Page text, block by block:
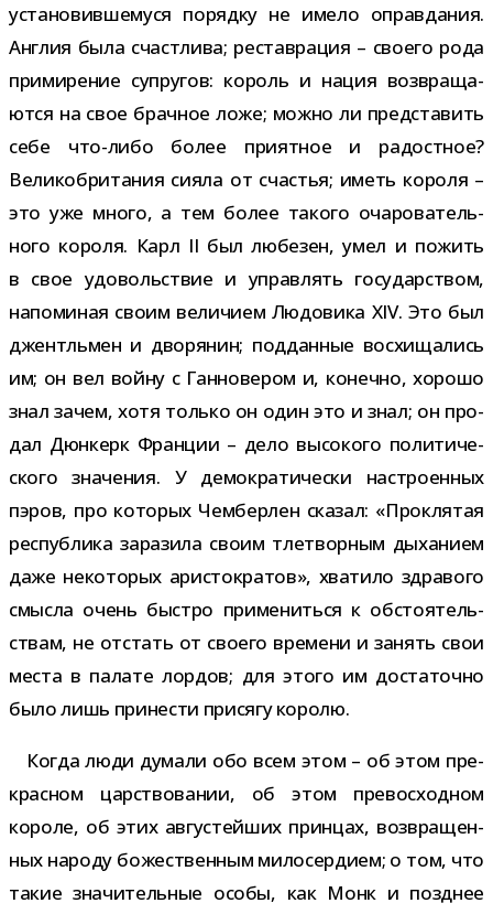
уста­но­вив­ше­муся порядку не имело оправ­да­ния.
Англия была счаст­лива; рестав­ра­ция – сво­его рода
при­ми­ре­ние супру­гов: король и нация воз­вра­ща­
ются на свое брач­ное ложе; можно ли пред­ста­вить
себе что-​либо более при­ят­ное и радост­ное?
Великобритания сияла от сча­стья; иметь короля –
это уже много, а тем более такого оча­ро­ва­тель­
ного короля. Карл II был любе­зен, умел и пожить
в свое удо­воль­ствие и управ­лять госу­дар­ством,
напо­ми­ная своим вели­чием Людовика XIV. Это был
джентль­мен и дво­ря­нин; под­дан­ные вос­хи­ща­лись
им; он вел войну с Ганновером и, конечно, хорошо
знал зачем, хотя только он один это и знал; он про­
дал Дюнкерк Франции – дело высо­кого поли­ти­че­
ского зна­че­ния. У демо­кра­ти­че­ски настро­ен­ных
пэров, про кото­рых Чемберлен ска­зал: «Проклятая
рес­пуб­лика зара­зила своим тле­твор­ным дыха­нием
даже неко­то­рых ари­сто­кра­тов», хва­тило здра­вого
смысла очень быстро при­ме­ниться к обсто­я­тель­
ствам, не отстать от сво­его вре­мени и занять свои
места в палате лор­дов; для этого им доста­точно
было лишь при­не­сти при­сягу королю.
Когда люди думали обо всем этом – об этом пре­
крас­ном цар­ство­ва­нии, об этом пре­вос­ход­ном
короле, об этих авгу­стей­ших прин­цах, воз­вра­щен­
ных народу боже­ствен­ным мило­сер­дием; о том, что
такие зна­чи­тель­ные особы, как Монк и позд­нее